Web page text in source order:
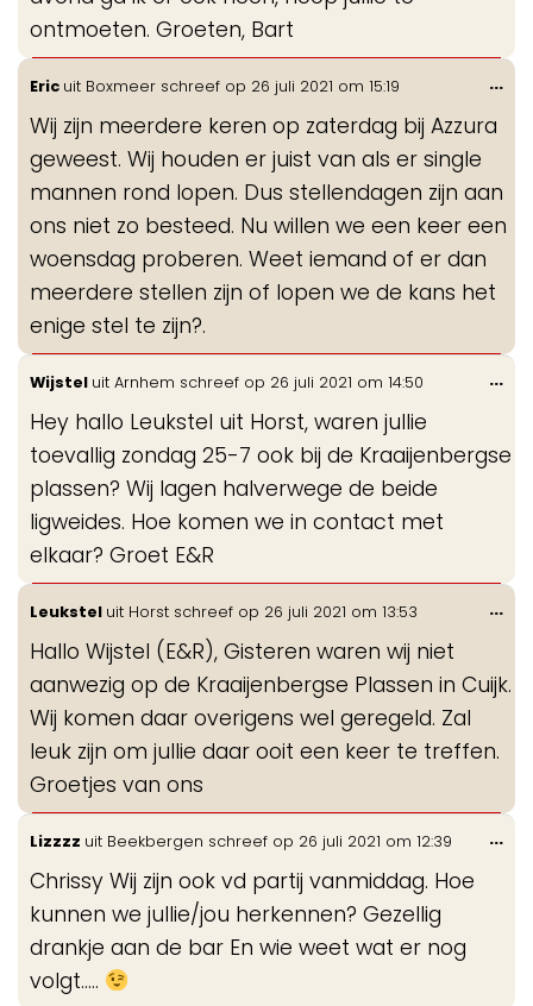
ontmoeten. Groeten, Bart
Eric uit Boxmeer schreef op 26 juli 2021 om 15:19
Wij zijn meerdere keren op zaterdag bij Azzura
geweest. Wij houden er juist van als er single
mannen rond lopen. Dus stellendagen zijn aan
ons niet zo besteed. Nu willen we een keer een
woensdag proberen. Weet iemand of er dan
meerdere stellen zijn of lopen we de kans het
enige stel te zijn?.
...
Wijstel uit Arnhem schreef op 26 juli 2021 om 14:50
Hey hallo Leukstel uit Horst, waren jullie
toevallig zondag 25-7 ook bij de Kraaijenbergse
plassen? Wij lagen halverwege de beide
ligweides. Hoe komen we in contact met
elkaar? Groet E&R
...
Leukstel uit Horst schreef op 26 juli 2021 om 13:53
Hallo Wijstel (E&R), Gisteren waren wij niet
aanwezig op de Kraaijenbergse Plassen in Cuijk.
Wij komen daar overigens wel geregeld. Zal
leuk zijn om jullie daar ooit een keer te treffen.
Groetjes van ons
...
Lizzzz uit Beekbergen schreef op 26 juli 2021 om 12:39
Chrissy Wij zijn ook vd partij vanmiddag. Hoe
kunnen we jullie/jou herkennen? Gezellig
drankje aan de bar En wie weet wat er nog
volgt…..
...